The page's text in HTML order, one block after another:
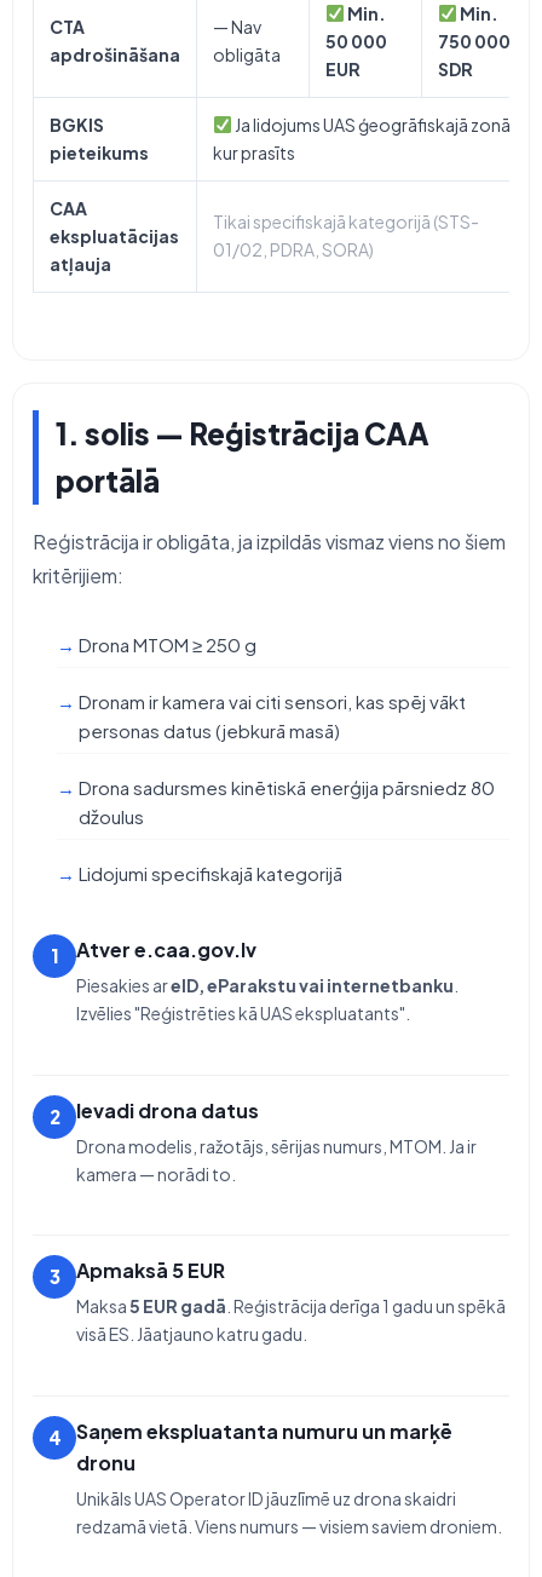
CTA
apdrošināšana
— Nav
obligāta
Min.
50 000
EUR
Min.
750 000
SDR
BGKIS
pieteikums
Ja lidojums UAS ģeogrāfiskajā zonā,
kur prasīts
CAA
ekspluatācijas
atļauja
Tikai specifiskajā kategorijā (STS-
01/02, PDRA, SORA)
1. solis — Reģistrācija CAA
portālā
Reģistrācija ir obligāta, ja izpildās vismaz viens no šiem
kritērijiem:
Drona MTOM ≥ 250 g
Dronam ir kamera vai citi sensori, kas spēj vākt
personas datus (jebkurā masā)
Drona sadursmes kinētiskā enerģija pārsniedz 80
džoulus
Lidojumi specifiskajā kategorijā
1 Atver e.caa.gov.lv
Piesakies areID, eParakstu vai internetbanku
Izvēlies "Reģistrēties kā UAS ekspluatants".
2 Ievadi drona datus
Drona modelis, ražotājs, sērijas numurs, MTOM. Ja ir
kamera — norādi to.
3 Apmaksā 5 EUR
Maksa5 EUR gadā . Reģistrācija derīga 1 gadu un spēkā
visā ES. Jāatjauno katru gadu.
4
Saņem ekspluatanta numuru un marķē
dronu
Unikāls UAS Operator ID jāuzlīmē uz drona skaidri
redzamā vietā. Viens numurs — visiem saviem droniem.